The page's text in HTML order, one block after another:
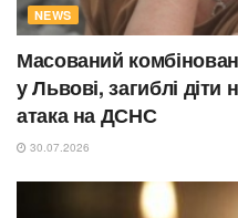
NEWS
Масований
у Львові, загиблі
атака на ДСНС
30.07.2026